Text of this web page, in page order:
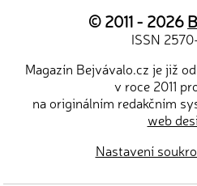
© 2011 - 2026
ISSN
Magazín Bejvávalo.cz je již
v roce 2011
na originálním redakčním
web
Nastavení